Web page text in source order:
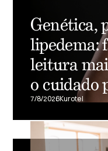
Genética,
lipedema:
leitura
o cuidado
7/8/2026Kurotel